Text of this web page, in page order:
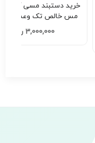
مس خالص تک وعمده کد B209
3,000,000 ریال